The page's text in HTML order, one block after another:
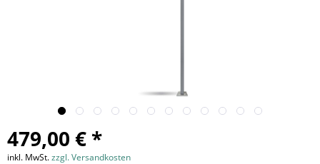
479,00 € *
inkl. MwSt.zzgl. Versandkosten